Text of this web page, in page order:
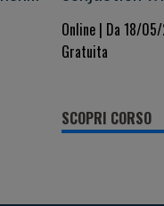
of the H.
Meeting
Online | Da 18/
Gratuita
SCOPRI CORSO